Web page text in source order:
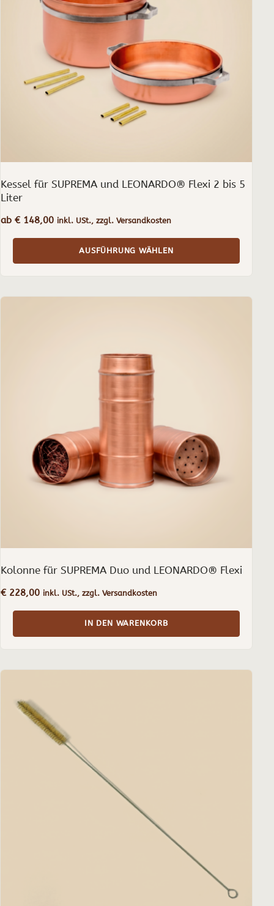
Kessel für SUPREMA und LEONARDO® Flexi 2 bis 5
Liter
ab €148,00 inkl. USt., zzgl. Versandkosten
AUSFÜHRUNG WÄHLEN
Kolonne für SUPREMA Duo und LEONARDO® Flexi
€228,00 inkl. USt., zzgl. Versandkosten
IN DEN WARENKORB